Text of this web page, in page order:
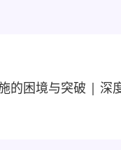
的困境与突破 | 深